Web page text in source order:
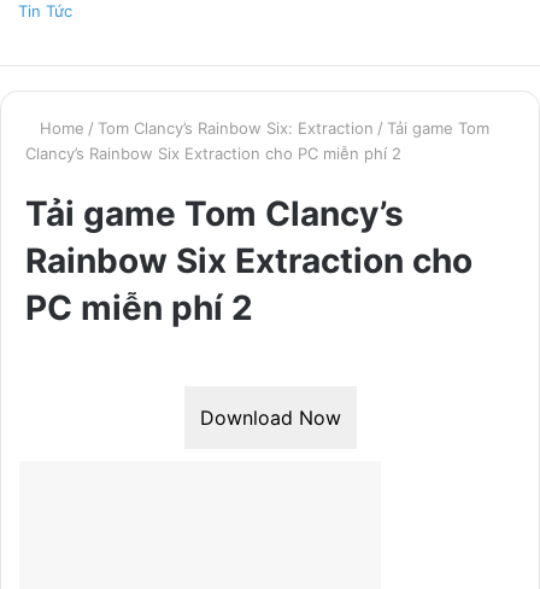
Tin Tức
Home / Tom Clancy’s Rainbow Six: Extraction / Tải game Tom
Clancy’s Rainbow Six Extraction cho PC miễn phí 2
Tải game Tom Clancy’s
Rainbow Six Extraction cho
PC miễn phí 2
Download Now